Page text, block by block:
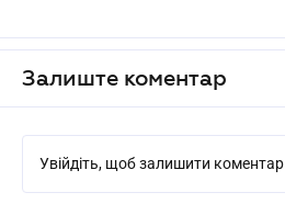
Залиште коментар
Увійдіть, щоб залишити коментар